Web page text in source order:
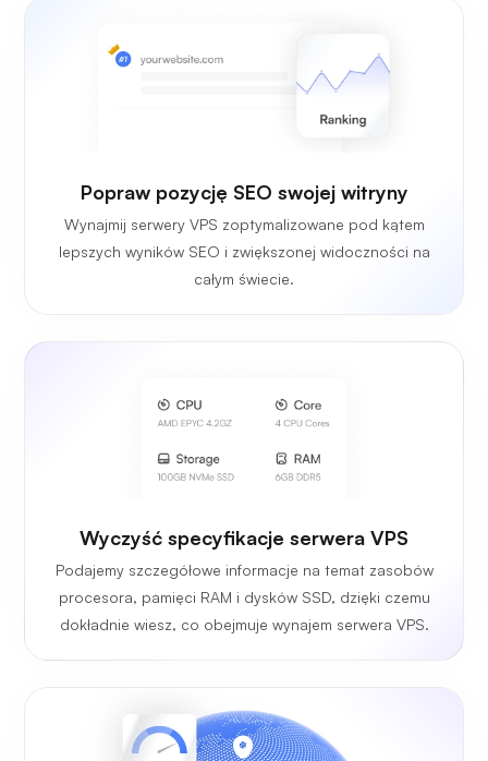
Popraw pozycję SEO swojej witryny
Wynajmij serwery VPS zoptymalizowane pod kątem
lepszych wyników SEO i zwiększonej widoczności na
całym świecie.
Wyczyść specyfikacje serwera VPS
Podajemy szczegółowe informacje na temat zasobów
procesora, pamięci RAM i dysków SSD, dzięki czemu
dokładnie wiesz, co obejmuje wynajem serwera VPS.